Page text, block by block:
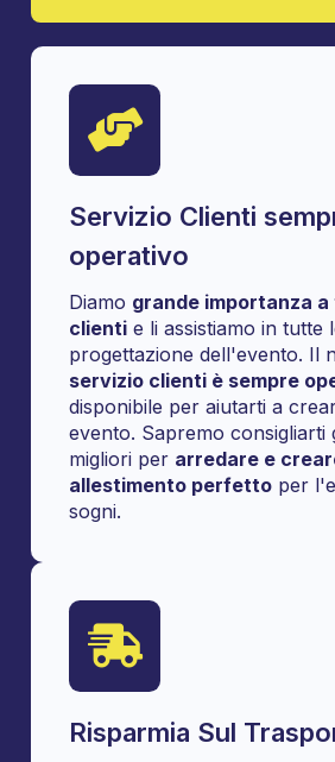
Servizio Clienti
operativo
Diamo grande importanza
clienti e li assistiamo in tutte
progettazione dell'evento. Il
servizio clienti è sempre
disponibile per aiutarti a
evento. Sapremo consigliarti
migliori per arredare e
allestimento perfetto per
sogni.
Risparmia Sul